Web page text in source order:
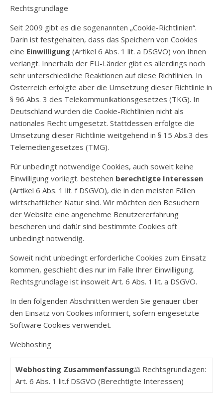
Rechtsgrundlage
Seit 2009 gibt es die sogenannten „Cookie-Richtlinien“.
Darin ist festgehalten, dass das Speichern von Cookies
eine Einwilligung (Artikel 6 Abs. 1 lit. a DSGVO) von Ihnen
verlangt. Innerhalb der EU-Länder gibt es allerdings noch
sehr unterschiedliche Reaktionen auf diese Richtlinien. In
Österreich erfolgte aber die Umsetzung dieser Richtlinie in
§ 96 Abs. 3 des Telekommunikationsgesetzes (TKG). In
Deutschland wurden die Cookie-Richtlinien nicht als
nationales Recht umgesetzt. Stattdessen erfolgte die
Umsetzung dieser Richtlinie weitgehend in § 15 Abs.3 des
Telemediengesetzes (TMG).
Für unbedingt notwendige Cookies, auch soweit keine
Einwilligung vorliegt. bestehen berechtigte Interessen
(Artikel 6 Abs. 1 lit. f DSGVO), die in den meisten Fällen
wirtschaftlicher Natur sind. Wir möchten den Besuchern
der Website eine angenehme Benutzererfahrung
bescheren und dafür sind bestimmte Cookies oft
unbedingt notwendig.
Soweit nicht unbedingt erforderliche Cookies zum Einsatz
kommen, geschieht dies nur im Falle Ihrer Einwilligung.
Rechtsgrundlage ist insoweit Art. 6 Abs. 1 lit. a DSGVO.
In den folgenden Abschnitten werden Sie genauer über
den Einsatz von Cookies informiert, sofern eingesetzte
Software Cookies verwendet.
Webhosting
Webhosting Zusammenfassung⚖️ Rechtsgrundlagen:
Art. 6 Abs. 1 lit.f DSGVO (Berechtigte Interessen)